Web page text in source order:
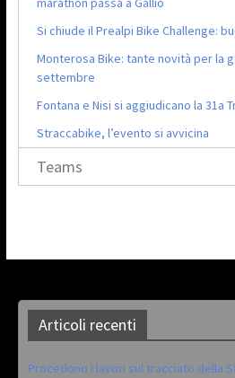
Si chiude il Prealpi Bike Challenge:
Monterosa Bike: tante novità per la
settembre
Fontana e Nisi si aggiudicano la 31a
Straccabike, l’evento si avvicina
Teams
Articoli recenti
Procedono i lavori sul tracciato della